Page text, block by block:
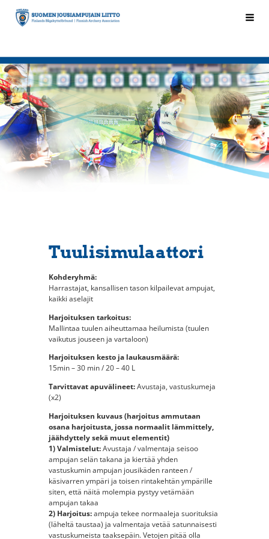
Siirry
sivun
Suomen Jousiampujain Liitto ry
Tuulisimulaattori
Kohderyhmä:
Harrastajat, kansallisen tason kilpailevat ampujat,
kaikki aselajit
Harjoituksen tarkoitus:
Mallintaa tuulen aiheuttamaa heilumista (tuulen
vaikutus jouseen ja vartaloon)
Harjoituksen kesto ja laukausmäärä:
15min – 30 min / 20 – 40 L
Tarvittavat apuvälineet:Avustaja, vastuskumeja
(x2)
Harjoituksen kuvaus (harjoitus ammutaan
osana harjoitusta, jossa normaalit lämmittely,
jäähdyttely sekä muut elementit)
1) Valmistelut:Avustaja / valmentaja seisoo
ampujan selän takana ja kiertää yhden
vastuskumin ampujan jousikäden ranteen /
käsivarren ympäri ja toisen rintakehtän ympärille
siten, että näitä molempia pystyy vetämään
ampujan takaa
2) Harjoitus:ampuja tekee normaaleja suorituksia
(läheltä taustaa) ja valmentaja vetää satunnaisesti
vastuskumeista taaksepäin. Vetojen pitää olla